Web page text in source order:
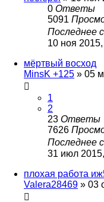
0 Ответы
5091
Последнее
10 ноя
мёртвый восход
MinsK +125 » 05
1
2
23 Ответы
7626
Последнее
31 июл
плохая работа
Valera28469 » 03